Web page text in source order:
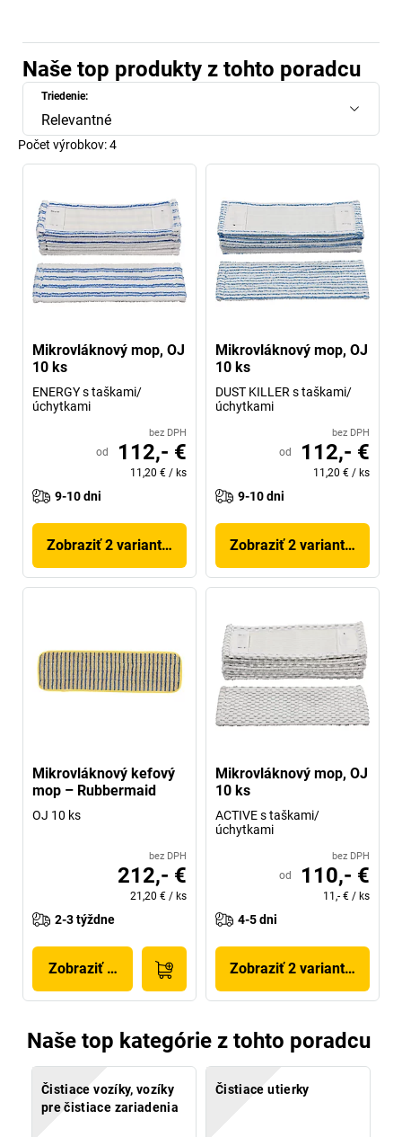
Naše top produkty z tohto poradcu
Triedenie:
Relevantné
Počet výrobkov:4
Mikrovláknový mop, OJ
10 ks
ENERGY s taškami/
úchytkami
bez DPH
od 112,- €
11,20 € / ks
9-10 dni
Zobraziť 2 variantov
Mikrovláknový mop, OJ
10 ks
DUST KILLER s taškami/
úchytkami
bez DPH
od 112,- €
11,20 € / ks
9-10 dni
Zobraziť 2 variantov
Mikrovláknový kefový
mop – Rubbermaid
OJ 10 ks
bez DPH
212,- €
21,20 € / ks
2-3 týždne
Zobraziť produkt
Mikrovláknový mop, OJ
10 ks
ACTIVE s taškami/
úchytkami
bez DPH
od 110,- €
11,- € / ks
4-5 dni
Zobraziť 2 variantov
Naše top kategórie z tohto poradcu
Čistiace vozíky, vozíky
pre čistiace zariadenia
Čistiace utierky